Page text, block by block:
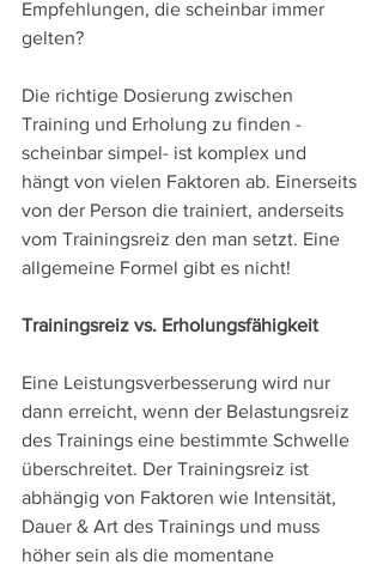
Empfehlungen, die scheinbar immer
gelten?
Die richtige Dosierung zwischen
Training und Erholung zu finden -
scheinbar simpel- ist komplex und
hängt von vielen Faktoren ab. Einerseits
von der Person die trainiert, anderseits
vom Trainingsreiz den man setzt. Eine
allgemeine Formel gibt es nicht!
Trainingsreiz vs. Erholungsfähigkeit
Eine Leistungsverbesserung wird nur
dann erreicht, wenn der Belastungsreiz
des Trainings eine bestimmte Schwelle
überschreitet. Der Trainingsreiz ist
abhängig von Faktoren wie Intensität,
Dauer & Art des Trainings und muss
höher sein als die momentane